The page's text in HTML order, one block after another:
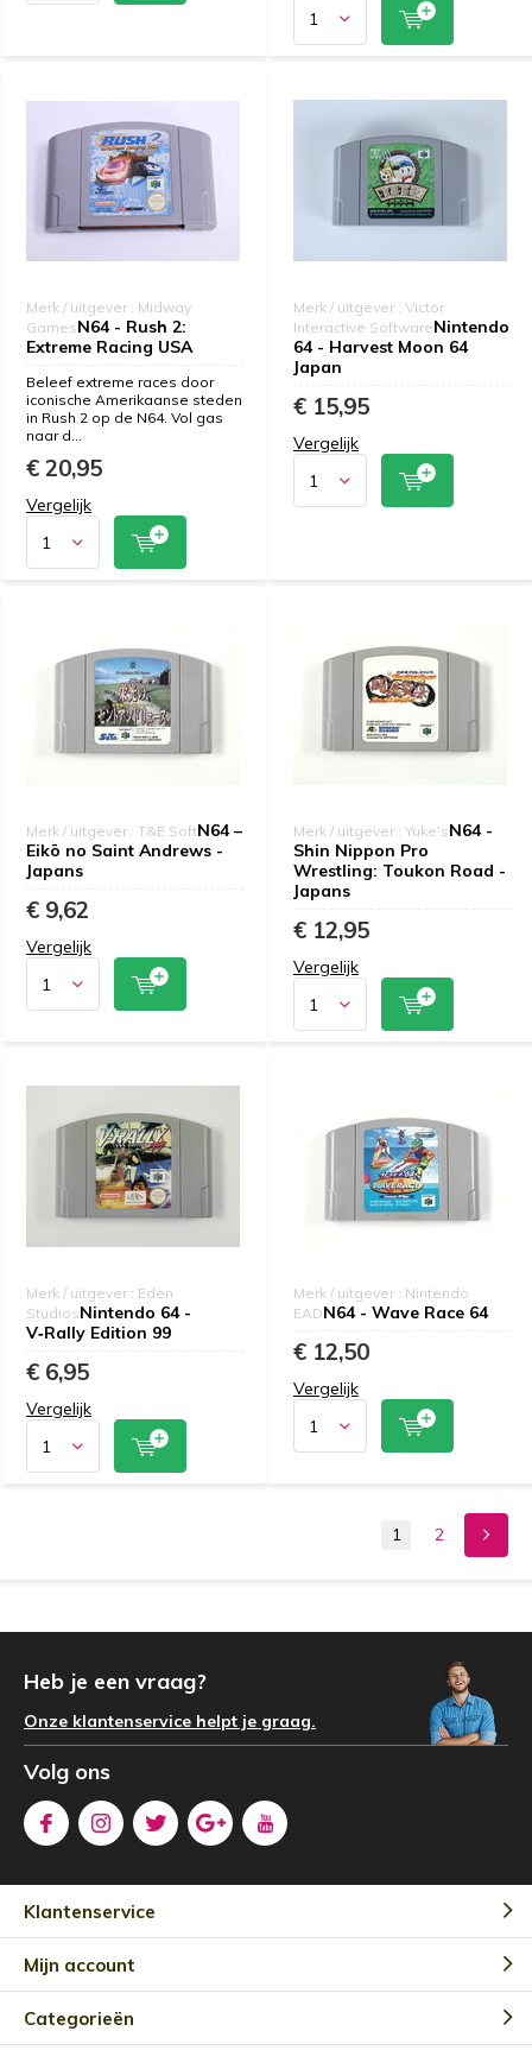
Merk / uitgever : Midway
GamesN64 - Rush 2:
Extreme Racing USA
Beleef extreme races door
iconische Amerikaanse steden
in Rush 2 op de N64. Vol gas
naar d...
€ 20,95
Vergelijk
Merk / uitgever : Victor
Interactive SoftwareNintendo
64 - Harvest Moon 64
Japan
€ 15,95
Vergelijk
Merk / uitgever : T&E SoftN64 –
Eikō no Saint Andrews -
Japans
€ 9,62
Vergelijk
Merk / uitgever : Yuke'sN64 -
Shin Nippon Pro
Wrestling: Toukon Road -
Japans
€ 12,95
Vergelijk
Merk / uitgever : Eden
StudiosNintendo 64 -
V‑Rally Edition 99
€ 6,95
Vergelijk
Merk / uitgever : Nintendo
EADN64 - Wave Race 64
€ 12,50
Vergelijk
1 2
Heb je een vraag?
Onze klantenservice helpt je graag.
Volg ons
Klantenservice
Mijn account
Categorieën